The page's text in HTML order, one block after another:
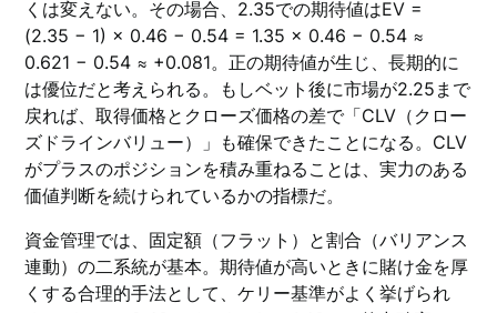
くは変えない。その場合、2.35での期待値はEV =
(2.35 − 1) × 0.46 − 0.54 = 1.35 × 0.46 − 0.54 ≈
0.621 − 0.54 ≈ +0.081。正の期待値が生じ、長期的に
は優位だと考えられる。もしベット後に市場が2.25まで
戻れば、取得価格とクローズ価格の差で「CLV（クロー
ズドラインバリュー）」も確保できたことになる。CLV
がプラスのポジションを積み重ねることは、実力のある
価値判断を続けられているかの指標だ。
資金管理では、固定額（フラット）と割合（バリアンス
連動）の二系統が基本。期待値が高いときに賭け金を厚
くする合理的手法として、ケリー基準がよく挙げられ